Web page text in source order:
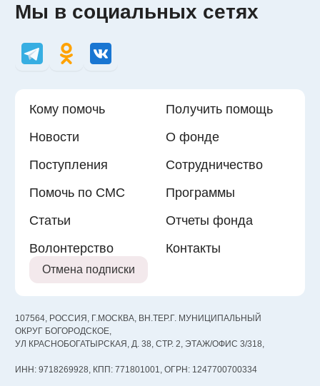
Мы в социальных сетях
Кому помочь
Получить помощь
Новости
О фонде
Поступления
Сотрудничество
Помочь по СМС
Программы
Статьи
Отчеты фонда
Волонтерство
Контакты
Отмена подписки
107564, РОССИЯ, Г.МОСКВА, ВН.ТЕР.Г. МУНИЦИПАЛЬНЫЙ
ОКРУГ БОГОРОДСКОЕ,
УЛ КРАСНОБОГАТЫРСКАЯ, Д. 38, СТР. 2, ЭТАЖ/ОФИС 3/318,
ИНН: 9718269928, КПП: 771801001, ОГРН: 1247700700334